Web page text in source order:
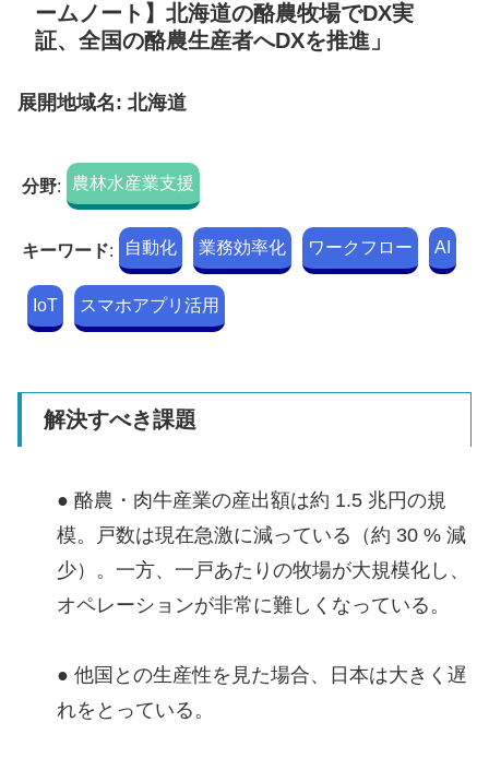
ームノート】北海道の酪農牧場でDX実
証、全国の酪農生産者へDXを推進」
展開地域名: 北海道
分野: 農林水産業支援
キーワード: 自動化 業務効率化 ワークフロー AI
IoT スマホアプリ活用
解決すべき課題
● 酪農・肉牛産業の産出額は約 1.5 兆円の規
模。戸数は現在急激に減っている（約 30 % 減
少）。一方、一戸あたりの牧場が大規模化し、
オペレーションが非常に難しくなっている。
● 他国との生産性を見た場合、日本は大きく遅
れをとっている。